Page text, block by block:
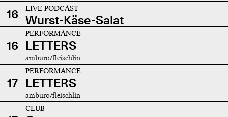
16 LIVE-PODCAST
Wurst-Käse-Salat
16
PERFORMANCE
LETTERS
amburo/fleischlin
17
PERFORMANCE
LETTERS
amburo/fleischlin
CLUB